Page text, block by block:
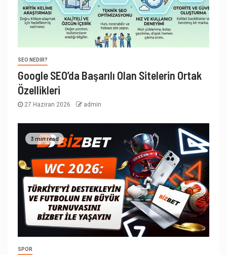
SEO NEDIR?
Google SEO’da Başarılı Olan Sitelerin Ortak
Özellikleri
27 Haziran 2026 admin
3 min read
SPOR